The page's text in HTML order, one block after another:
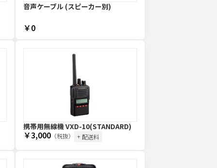
音声ケーブル (スピーカー別)
￥0
携帯用無線機 VXD-10(STANDARD)
￥3,000（税抜） + 配送料